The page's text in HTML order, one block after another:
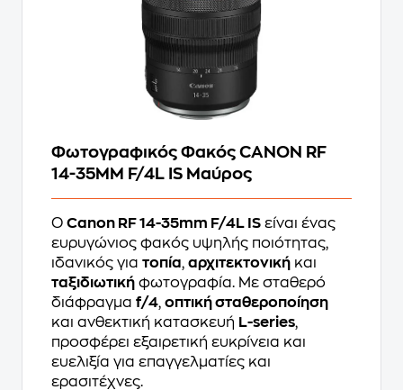
Φωτογραφικός Φακός CANON RF
14-35MM F/4L IS Μαύρος
Ο Canon RF 14-35mm F/4L IS είναι ένας
ευρυγώνιος φακός υψηλής ποιότητας,
ιδανικός για τοπία, αρχιτεκτονική και
ταξιδιωτική φωτογραφία. Με σταθερό
διάφραγμα f/4, οπτική σταθεροποίηση
και ανθεκτική κατασκευή L-series,
προσφέρει εξαιρετική ευκρίνεια και
ευελιξία για επαγγελματίες και
ερασιτέχνες.